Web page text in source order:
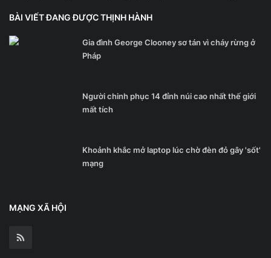
BÀI VIẾT ĐANG ĐƯỢC THỊNH HÀNH
Gia đình George Clooney sơ tán vì cháy rừng ở
Pháp
Người chinh phục 14 đỉnh núi cao nhất thế giới
mất tích
Khoảnh khắc mở laptop lúc chờ đèn đỏ gây 'sốt'
mạng
MẠNG XÃ HỘI